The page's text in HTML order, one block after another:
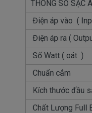
THÔNG SỐ SẠC
Điện áp vào (
Điện áp ra (
Số Watt ( oát )
Chuẩn cắm
Kích thước đầu
Chất Lượng Full